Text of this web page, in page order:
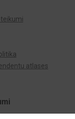
atlases